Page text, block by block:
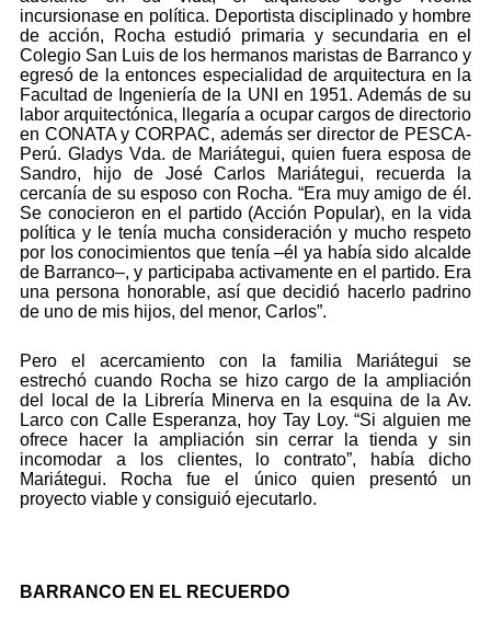
incursionase en política. Deportista disciplinado y hombre
de acción, Rocha estudió primaria y secundaria en el
Colegio San Luis de los hermanos maristas de Barranco y
egresó de la entonces especialidad de arquitectura en la
Facultad de Ingeniería de la UNI en 1951. Además de su
labor arquitectónica, llegaría a ocupar cargos de directorio
en CONATA y CORPAC, además ser director de PESCA-
Perú. Gladys Vda. de Mariátegui, quien fuera esposa de
Sandro, hijo de José Carlos Mariátegui, recuerda la
cercanía de su esposo con Rocha. “Era muy amigo de él.
Se conocieron en el partido (Acción Popular), en la vida
política y le tenía mucha consideración y mucho respeto
por los conocimientos que tenía –él ya había sido alcalde
de Barranco–, y participaba activamente en el partido. Era
una persona honorable, así que decidió hacerlo padrino
de uno de mis hijos, del menor, Carlos”.
Pero el acercamiento con la familia Mariátegui se
estrechó cuando Rocha se hizo cargo de la ampliación
del local de la Librería Minerva en la esquina de la Av.
Larco con Calle Esperanza, hoy Tay Loy. “Si alguien me
ofrece hacer la ampliación sin cerrar la tienda y sin
incomodar a los clientes, lo contrato”, había dicho
Mariátegui. Rocha fue el único quien presentó un
proyecto viable y consiguió ejecutarlo.
BARRANCO EN EL RECUERDO